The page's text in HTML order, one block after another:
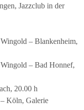
Jazzclub in der
– Blankenheim,
– Bad Honnef,
20.00 h
Köln, Galerie